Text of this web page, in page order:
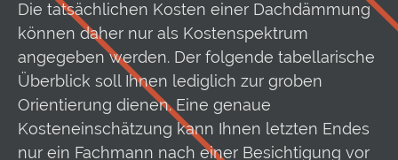
Die tatsächlichen Kosten einer Dachdämmung
können daher nur als Kostenspektrum
angegeben werden. Der folgende tabellarische
Überblick soll Ihnen lediglich zur groben
Orientierung dienen. Eine genaue
Kosteneinschätzung kann Ihnen letzten Endes
nur ein Fachmann nach einer Besichtigung vor